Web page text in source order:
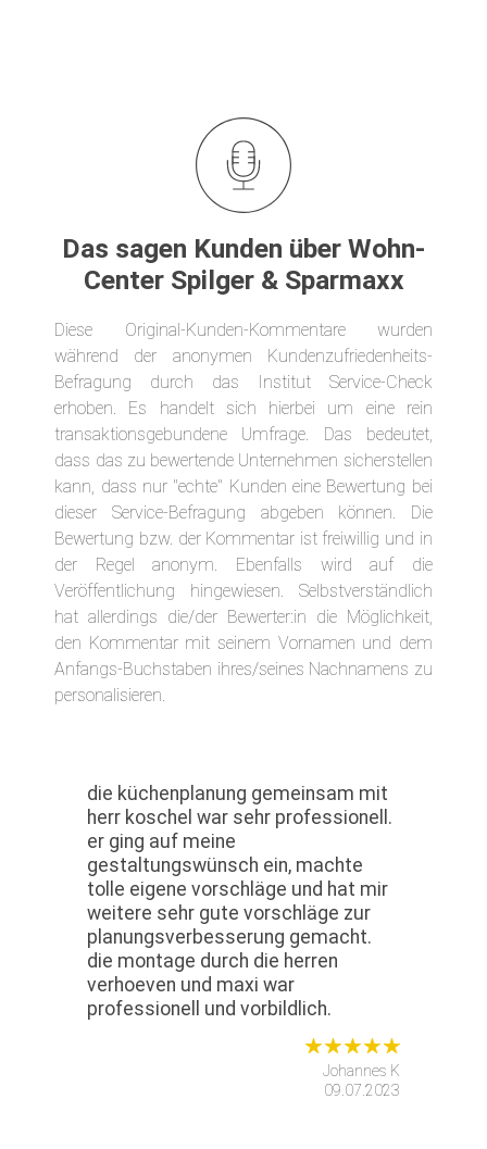
Das sagen Kunden über Wohn-
Center Spilger & Sparmaxx
Diese Original-Kunden-Kommentare wurden
während der anonymen Kundenzufriedenheits-
Befragung durch das Institut Service-Check
erhoben. Es handelt sich hierbei um eine rein
transaktionsgebundene Umfrage. Das bedeutet,
dass das zu bewertende Unternehmen sicherstellen
kann, dass nur "echte" Kunden eine Bewertung bei
dieser Service-Befragung abgeben können. Die
Bewertung bzw. der Kommentar ist freiwillig und in
der Regel anonym. Ebenfalls wird auf die
Veröffentlichung hingewiesen. Selbstverständlich
hat allerdings die/der Bewerter:in die Möglichkeit,
den Kommentar mit seinem Vornamen und dem
Anfangs-Buchstaben ihres/seines Nachnamens zu
personalisieren.
die küchenplanung gemeinsam mit
herr koschel war sehr professionell.
er ging auf meine
gestaltungswünsch ein, machte
tolle eigene vorschläge und hat mir
weitere sehr gute vorschläge zur
planungsverbesserung gemacht.
die montage durch die herren
verhoeven und maxi war
professionell und vorbildlich.
Johannes K
09.07.2023